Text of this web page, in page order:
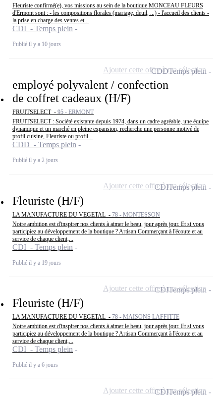
Fleuriste confirmé(e), vos missions au sein de la boutique MONCEAU FLEURS
d'Ermont sont : - les compositions florales (mariage, deuil, ...) - l'accueil des clients -
la prise en charge des ventes et...
CDI - Temps plein
Publié il y a 10 jours
employé polyvalent / confection
de coffret cadeaux (H/F)
FRUITSELECT - 95 - ERMONT
FRUITSELECT : Société existante depuis 1974, dans un cadre agréable, une équipe
dynamique et un marché en pleine expansion, recherche une personne motivé de
profil cuisine, Fleuriste ou profil...
CDD - Temps plein
Publié il y a 2 jours
CDDTemps plein
Ajouter cette offre à ma sélection
Fleuriste (H/F)
LA MANUFACTURE DU VEGETAL - 78 - MONTESSON
Notre ambition est d'inspirer nos clients à aimer le beau, jour après jour. Et si vous
participiez au développement de la boutique ? Artisan Commerçant à l'écoute et au
service de chaque client,...
CDI - Temps plein
Publié il y a 19 jours
CDITemps plein
Ajouter cette offre à ma sélection
Fleuriste (H/F)
LA MANUFACTURE DU VEGETAL - 78 - MAISONS LAFFITTE
Notre ambition est d'inspirer nos clients à aimer le beau, jour après jour. Et si vous
participiez au développement de la boutique ? Artisan Commerçant à l'écoute et au
service de chaque client,...
CDI - Temps plein
Publié il y a 6 jours
CDITemps plein
Ajouter cette offre à ma sélection
CDITemps plein
Ajouter cette offre à ma sélection